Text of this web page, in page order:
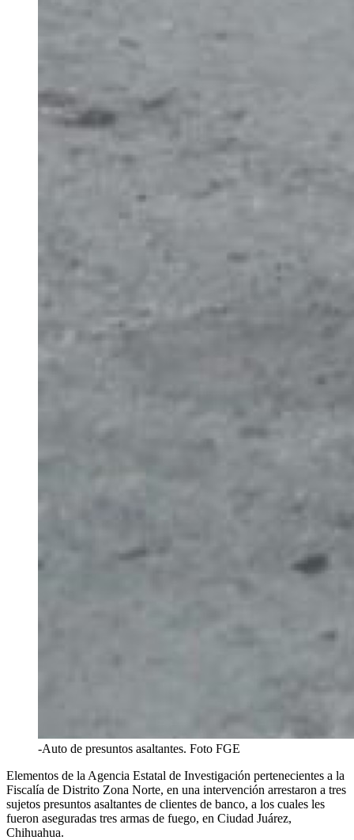
-Auto de presuntos asaltantes. Foto FGE
Elementos de la Agencia Estatal de Investigación pertenecientes a la
Fiscalía de Distrito Zona Norte, en una intervención arrestaron a tres
sujetos presuntos asaltantes de clientes de banco, a los cuales les
fueron aseguradas tres armas de fuego, en Ciudad Juárez,
Chihuahua.